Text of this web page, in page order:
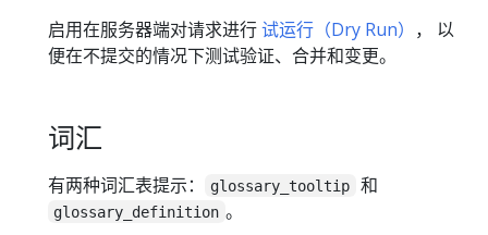
启用在服务器端对请求进行试运行（Dry Run） ， 以
便在不提交的情况下测试验证、合并和变更。
词汇
有两种词汇表提示： glossary_tooltip 和
glossary_definition 。